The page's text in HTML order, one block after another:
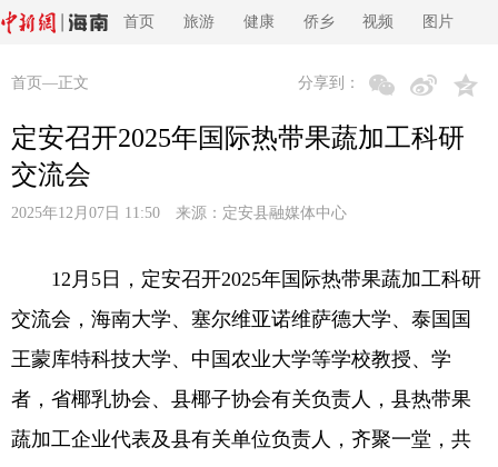
首页 旅游 健康 侨乡 视频 图片
首页 —正文 分享到：
定安召开2025年国际热带果蔬加工科研
交流会
2025年12月07日 11:50 来源： 定安县融媒体中心
12月5日，定安召开2025年国际热带果蔬加工科研
交流会，海南大学、塞尔维亚诺维萨德大学、泰国国
王蒙库特科技大学、中国农业大学等学校教授、学
者，省椰乳协会、县椰子协会有关负责人，县热带果
蔬加工企业代表及县有关单位负责人，齐聚一堂，共